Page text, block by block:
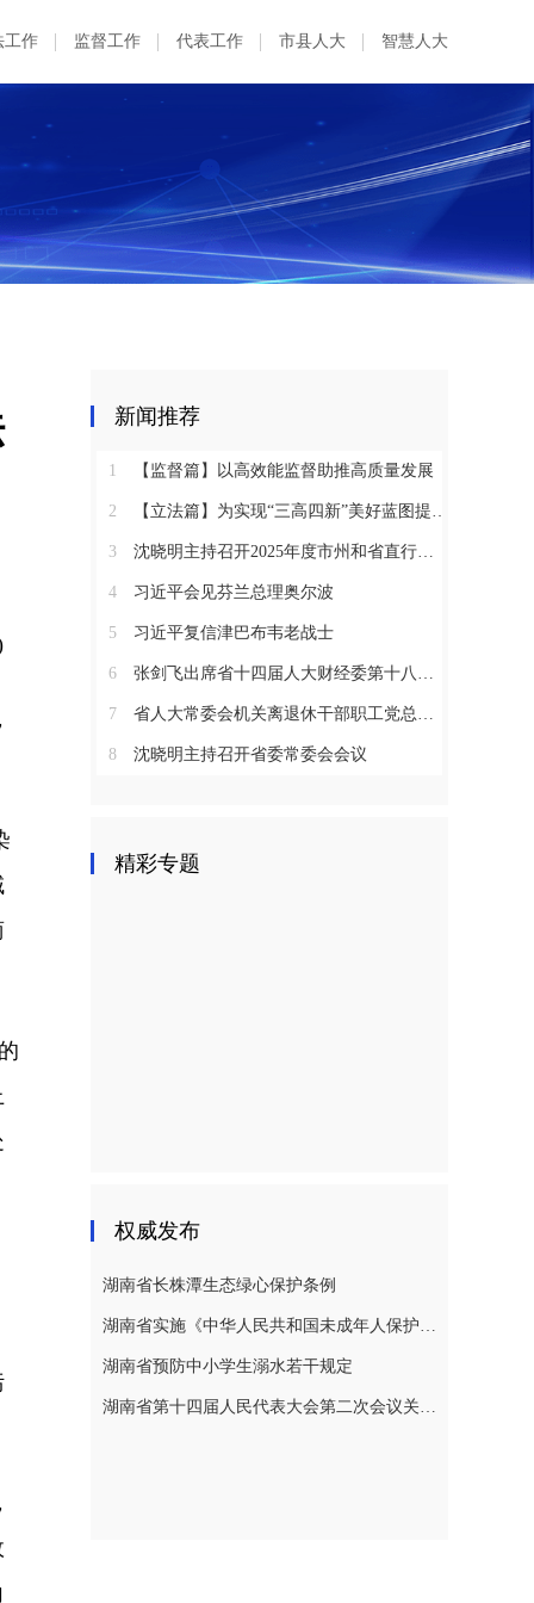
工作 监督工作 代表工作 市县人大 智慧人大
新闻推荐
1 【监督篇】以高效能监督助推高质量发展
2 【立法篇】为实现“三高四新”美好蓝图提供坚实法治保障
3 沈晓明主持召开2025年度市州和省直行业系统党（工）委书记抓基层党建工作述职评议会议
4 习近平会见芬兰总理奥尔波
5 习近平复信津巴布韦老战士
6 张剑飞出席省十四届人大财经委第十八次全体会议
7 省人大常委会机关离退休干部职工党总支召开2025年度总结表彰大会
8 沈晓明主持召开省委常委会会议
精彩专题
权威发布
湖南省长株潭生态绿心保护条例
湖南省实施《中华人民共和国未成年人保护法》若干规定
湖南省预防中小学生溺水若干规定
湖南省第十四届人民代表大会第二次会议关于湖南省人民代表大会常务委员会工作报告的决议